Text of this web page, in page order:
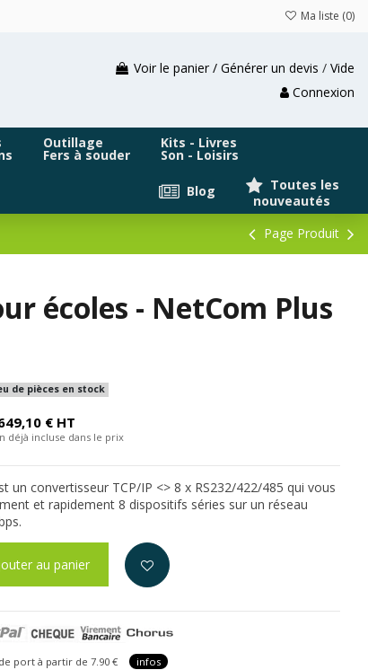
Ma liste (0)
Voir le panier / Générer un devis / Vide
Connexion
Outillage
Fers à souder
Kits - Livres
Son - Loisirs
Toutes les
nouveautés
Blog
Page Produit
écoles - NetCom Plus
de pièces en stock
€ HT
déjà incluse dans le prix
un convertisseur TCP/IP <> 8 x RS232/422/485 qui vous
et rapidement 8 dispositifs séries sur un réseau
au panier
à partir de 7.90 € infos